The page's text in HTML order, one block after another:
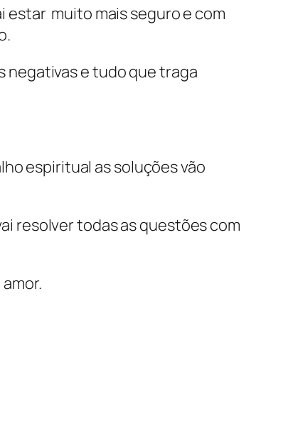
estar muito mais seguro e com
negativas e tudo que traga
espiritual as soluções vão
resolver todas as questões com